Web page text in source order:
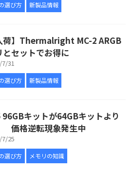
選び方 新製品情報
荷】Thermalright MC-2 ARGB
とセットでお得に
7/31
選び方 新製品情報
96GBキットが64GBキットより
価格逆転現象発生中
7/25
選び方 メモリの知識